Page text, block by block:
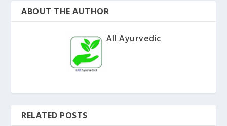
ABOUT THE AUTHOR
All Ayurvedic
RELATED POSTS